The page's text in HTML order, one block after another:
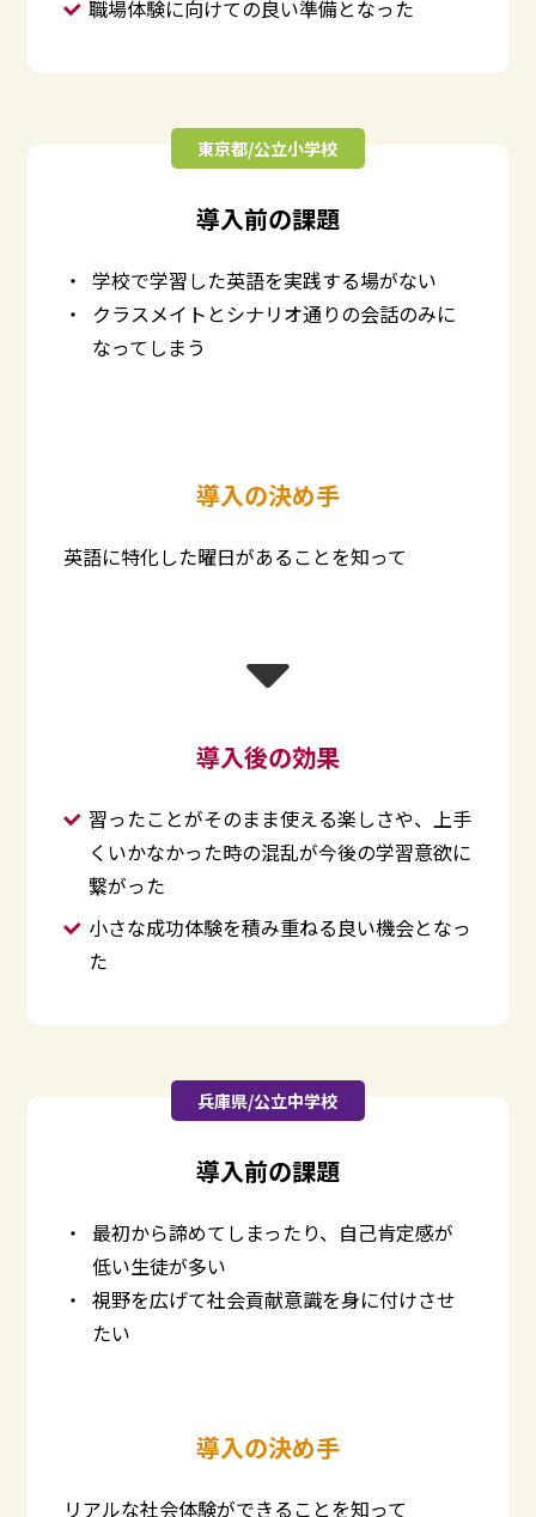
職場体験に向けての良い準備となった
東京都/公立小学校
導入前の課題
学校で学習した英語を実践する場がない
クラスメイトとシナリオ通りの会話のみに
なってしまう
導入の決め手
英語に特化した曜日があることを知って
導入後の効果
習ったことがそのまま使える楽しさや、上手
くいかなかった時の混乱が今後の学習意欲に
繋がった
小さな成功体験を積み重ねる良い機会となっ
た
兵庫県/公立中学校
導入前の課題
最初から諦めてしまったり、自己肯定感が
低い生徒が多い
視野を広げて社会貢献意識を身に付けさせ
たい
導入の決め手
リアルな社会体験ができることを知って